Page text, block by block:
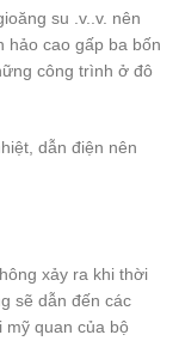
su .v..v. nên
hảo cao gấp ba bốn
công trình ở đô
dẫn điện nên
xảy ra khi thời
sẽ dẫn đến các
quan của bộ